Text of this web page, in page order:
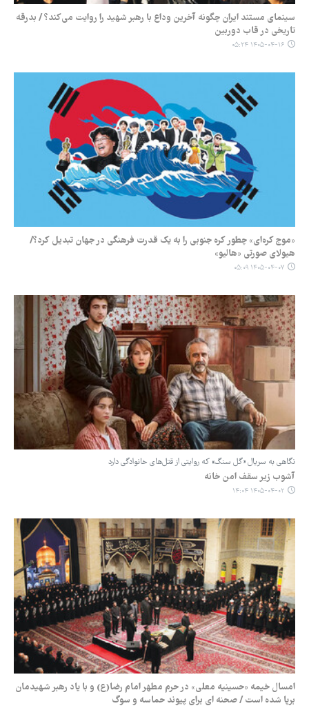
سینمای مستند ایران چگونه آخرین وداع با رهبر شهید را روایت می‌کند؟ / بدرقه
تاریخی در قاب دوربین
۱۴۰۵-۰۴-۱۶ ۰۵:۲۴
«موج کره‌ای» چطور کره جنوبی را به یک قدرت فرهنگی در جهان تبدیل کرد؟/
هیولای صورتی «هالیو»
۱۴۰۵-۰۴-۰۷ ۰۵:۰۹
نگاهی به سریال «گل سنگ» که روایتی از قتل‌های خانوادگی دارد
آشوب زیر سقف امن خانه
۱۴۰۵-۰۴-۰۲ ۱۴:۰۴
امسال خیمه‌ «حسینیه معلی» در حرم مطهر امام رضا(ع) و با یاد رهبر شهیدمان
برپا شده است / صحنه ای برای پیوند حماسه و سوگ